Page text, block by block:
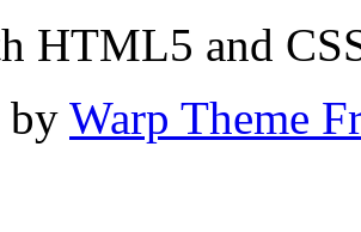
HTML5 and
by Warp Theme